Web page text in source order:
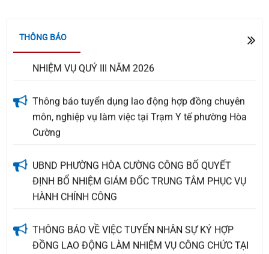
THÔNG BÁO
DỤNG CHÍNH SÁCH XÃ HỘI QUÝ II, TRIỂN KHAI
NHIỆM VỤ QUÝ III NĂM 2026
môn, nghiệp vụ làm việc tại Trạm Y tế phường Hòa
Cường
ĐỊNH BỔ NHIỆM GIÁM ĐỐC TRUNG TÂM PHỤC VỤ
HÀNH CHÍNH CÔNG
ĐỒNG LAO ĐỘNG LÀM NHIỆM VỤ CÔNG CHỨC TẠI
ĐẢNG ỦY PHƯỜNG HÒA CƯỜNG, THÀNH PHỐ ĐÀ